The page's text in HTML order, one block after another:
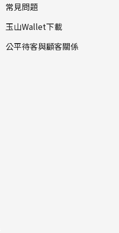
常見問題
玉山Wallet下載
公平待客與顧客關係